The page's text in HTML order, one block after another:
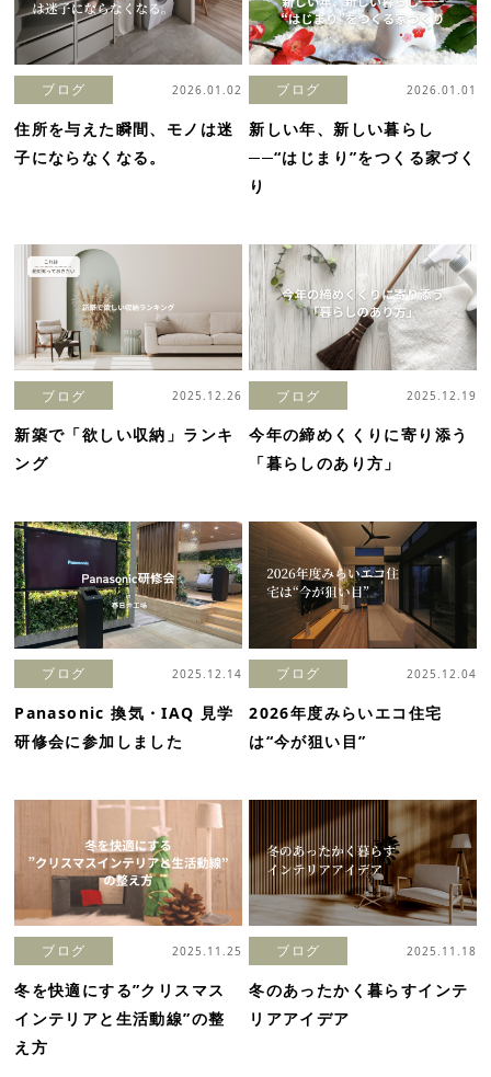
ブログ 2026.01.02
住所を与えた瞬間、モノは迷
子にならなくなる。
ブログ 2026.01.01
新しい年、新しい暮らし
──“はじまり”をつくる家づく
り
ブログ 2025.12.26
新築で「欲しい収納」ランキ
ング
ブログ 2025.12.19
今年の締めくくりに寄り添う
「暮らしのあり方」
ブログ 2025.12.14
Panasonic 換気・IAQ 見学
研修会に参加しました
ブログ 2025.12.04
2026年度みらいエコ住宅
は“今が狙い目”
ブログ 2025.11.25
冬を快適にする”クリスマス
インテリアと生活動線”の整
え方
ブログ 2025.11.18
冬のあったかく暮らすインテ
リアアイデア